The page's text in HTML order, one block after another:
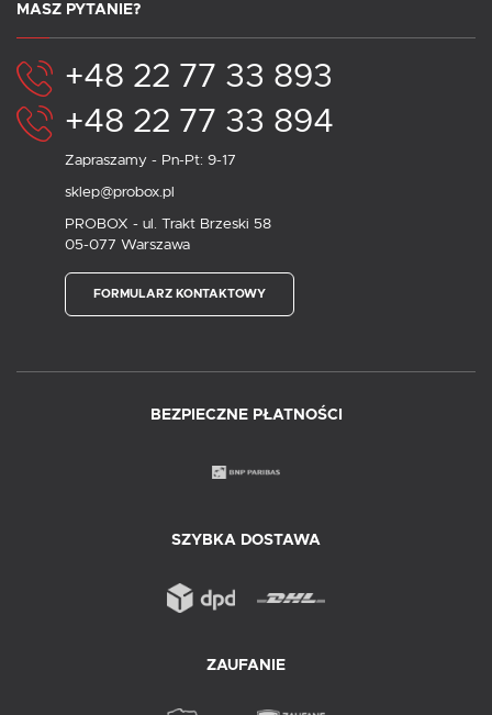
MASZ PYTANIE?
+48 22 77 33 893
+48 22 77 33 894
Zapraszamy - Pn-Pt: 9-17
sklep@probox.pl
PROBOX - ul. Trakt Brzeski 58
05-077 Warszawa
FORMULARZ KONTAKTOWY
BEZPIECZNE PŁATNOŚCI
SZYBKA DOSTAWA
ZAUFANIE